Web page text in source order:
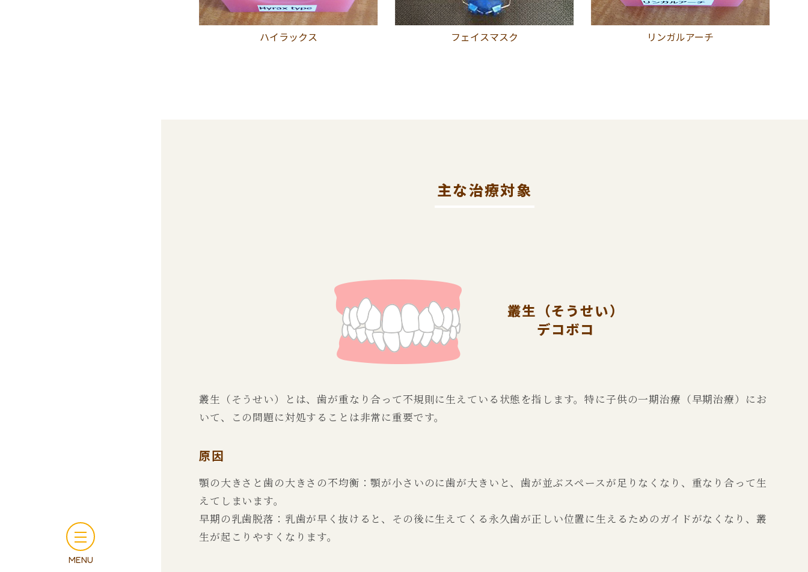
ハイラックス フェイスマスク リンガルアーチ
主な治療対象
叢生（そうせい）
デコボコ
叢生（そうせい）とは、歯が重なり合って不規則に生えている状態を指します。特に子供の一期治療（早期治療）にお
いて、この問題に対処することは非常に重要です。
原因
顎の大きさと歯の大きさの不均衡：顎が小さいのに歯が大きいと、歯が並ぶスペースが足りなくなり、重なり合って生
えてしまいます。
早期の乳歯脱落：乳歯が早く抜けると、その後に生えてくる永久歯が正しい位置に生えるためのガイドがなくなり、叢
生が起こりやすくなります。